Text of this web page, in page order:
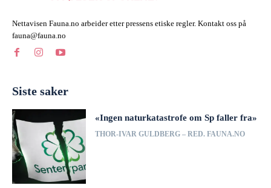
Nettavisen Fauna.no arbeider etter pressens etiske regler. Kontakt oss på
fauna@fauna.no
Siste saker
«Ingen naturkatastrofe om Sp faller fra»
THOR-IVAR GULDBERG – RED. FAUNA.NO